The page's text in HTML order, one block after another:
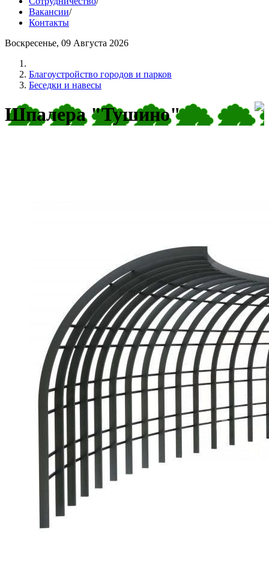
Вакансии/
Контакты
Воскресенье, 09 Августа 2026
Благоустройство городов и парков
Беседки и навесы
Шпалера "Тушино"